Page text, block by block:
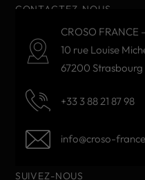
CONTACTEZ-NOUS
CROSO FRANCE
10 rue Louise
67200 Strasbourg
+33 3 88 21 87 98
info@croso-
SUIVEZ-NOUS